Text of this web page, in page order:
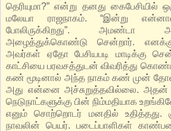
தெரியுமா?” என்று தனது கைபேசியில்
மலேயா ராஜநாகம். “இன்று
போலிருக்கிறது”. அமண்டா
அழைத்துக்கொண்டு சென்றார். எனக்கு
அவர்கள் ஏதோ பேசியபடி மாடிக்கு
காட்சியை பரவசத்துடன் விவரித்து
கண் மூடினால் அந்த நாகம் கண் முன்
அது என்னை அச்சுறுத்தவில்லை. அதன்
நெடுநாட்களுக்கு பின் நிம்மதியாக
எனும் சொற்றொடர் மனதில்
நாவலின் பெயர். படைப்பாளிகள்